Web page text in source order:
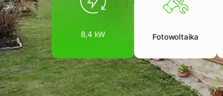
8,4 kW Fotowoltaika